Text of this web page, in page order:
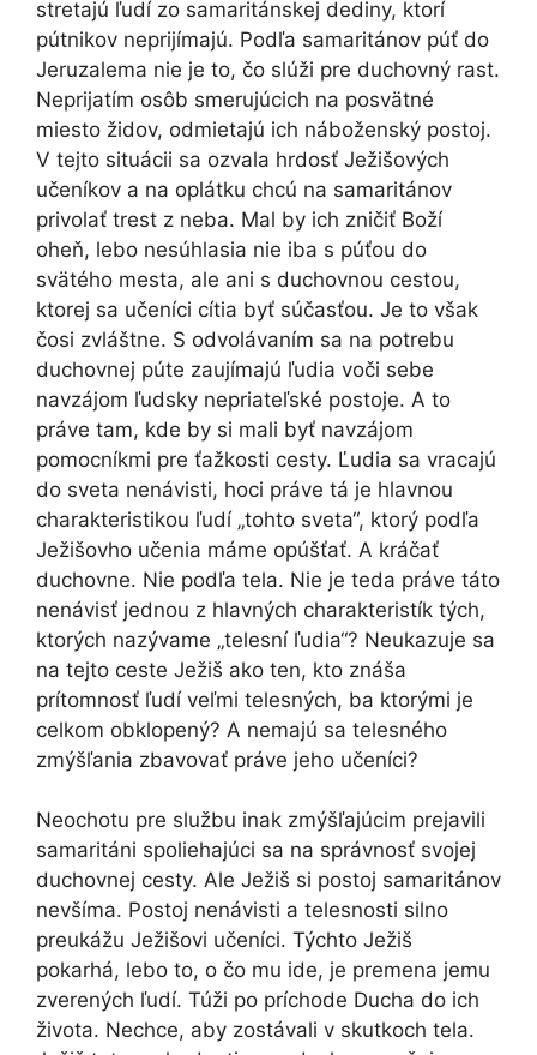
stretajú ľudí zo samaritánskej dediny, ktorí
pútnikov neprijímajú. Podľa samaritánov púť do
Jeruzalema nie je to, čo slúži pre duchovný rast.
Neprijatím osôb smerujúcich na posvätné
miesto židov, odmietajú ich náboženský postoj.
V tejto situácii sa ozvala hrdosť Ježišových
učeníkov a na oplátku chcú na samaritánov
privolať trest z neba. Mal by ich zničiť Boží
oheň, lebo nesúhlasia nie iba s púťou do
svätého mesta, ale ani s duchovnou cestou,
ktorej sa učeníci cítia byť súčasťou. Je to však
čosi zvláštne. S odvolávaním sa na potrebu
duchovnej púte zaujímajú ľudia voči sebe
navzájom ľudsky nepriateľské postoje. A to
práve tam, kde by si mali byť navzájom
pomocníkmi pre ťažkosti cesty. Ľudia sa vracajú
do sveta nenávisti, hoci práve tá je hlavnou
charakteristikou ľudí „tohto sveta“, ktorý podľa
Ježišovho učenia máme opúšťať. A kráčať
duchovne. Nie podľa tela. Nie je teda práve táto
nenávisť jednou z hlavných charakteristík tých,
ktorých nazývame „telesní ľudia“? Neukazuje sa
na tejto ceste Ježiš ako ten, kto znáša
prítomnosť ľudí veľmi telesných, ba ktorými je
celkom obklopený? A nemajú sa telesného
zmýšľania zbavovať práve jeho učeníci?
Neochotu pre službu inak zmýšľajúcim prejavili
samaritáni spoliehajúci sa na správnosť svojej
duchovnej cesty. Ale Ježiš si postoj samaritánov
nevšíma. Postoj nenávisti a telesnosti silno
preukážu Ježišovi učeníci. Týchto Ježiš
pokarhá, lebo to, o čo mu ide, je premena jemu
zverených ľudí. Túži po príchode Ducha do ich
života. Nechce, aby zostávali v skutkoch tela.